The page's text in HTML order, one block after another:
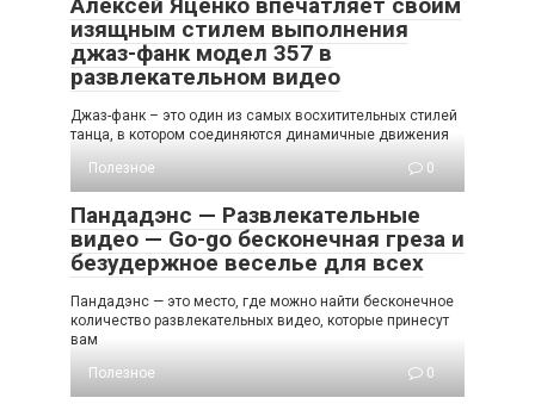
изящным стилем выполнения
джаз-фанк модел 357 в
развлекательном видео
Джаз-фанк – это один из самых восхитительных стилей
танца, в котором соединяются динамичные движения
Полезное
0
Пандадэнс — Развлекательные
видео — Go-go бесконечная греза и
безудержное веселье для всех
Пандадэнс — это место, где можно найти бесконечное
количество развлекательных видео, которые принесут
вам
Полезное
0